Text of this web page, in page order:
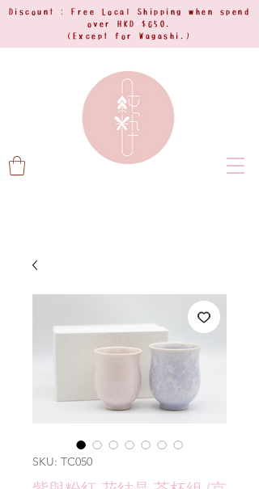
Discount : Free Local Shipping when spend
over HKD $650.
(Except for Wagashi.)
SKU: TC050